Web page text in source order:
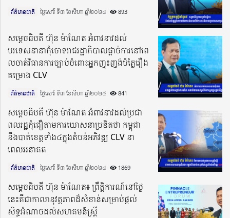
ព័ត៌មានជាតិ ថ្ងៃសៅរ៍ ទី៣ ខែសីហា ឆ្នាំ២០២៤​ 893
សម្តេចធិបតី ហ៊ុន ម៉ាណែត អំពាវនាវដល់
បរទេសនានាកុំចោទរាជរដ្ឋាភិបាលផ្តាច់ការនៅពេ
លចាត់វិធានការច្បាប់ចំពោះអ្នកញុះញង់បំភ្លៃរឿង
គម្រោង CLV
ព័ត៌មានជាតិ ថ្ងៃសៅរ៍ ទី៣ ខែសីហា ឆ្នាំ២០២៤​ 841
សម្តេចធិបតី ហ៊ុន ម៉ាណែត អំពាវនាវដល់ប្រជា
ពលរដ្ឋកុំជឿតាមការឃោសនាប្រឌិតថា កម្ពុជា
នឹងបាត់ខេត្តទាំង៤ក្នុងតំបន់អភិវឌ្ឍ CLV នា
ពេលអនាគត
ព័ត៌មានជាតិ ថ្ងៃសៅរ៍ ទី៣ ខែសីហា ឆ្នាំ២០២៤​ 1869
សម្តេចធិបតី ហ៊ុន ម៉ាណែត៖ ព្រឹត្តិការណ៍នៅថ្ងៃ
នេះគឺជាកាលានុវត្តភាពដ៏សំខាន់សម្រាប់ផ្តល់
សិទ្ធអំណាចដល់សហគមន៍ស្រ្តី